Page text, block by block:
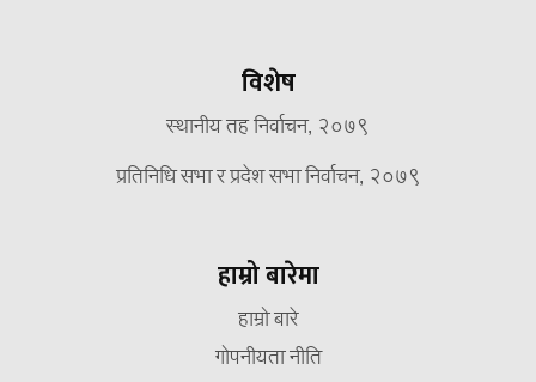
विशेष
स्थानीय तह निर्वाचन, २०७९
प्रतिनिधि सभा र प्रदेश सभा निर्वाचन, २०७९
हाम्रो बारेमा
हाम्रो बारे
गोपनीयता नीति